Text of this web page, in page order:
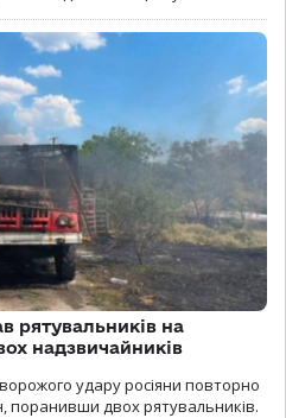
рятувальників на
надзвичайників
ворожого удару росіяни повторно
поранивши двох рятувальників.